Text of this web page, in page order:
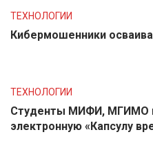
ТЕХНОЛОГИИ
Кибермошенники
ТЕХНОЛОГИИ
Студенты МИФИ, МГИМО
электронную «Капсулу